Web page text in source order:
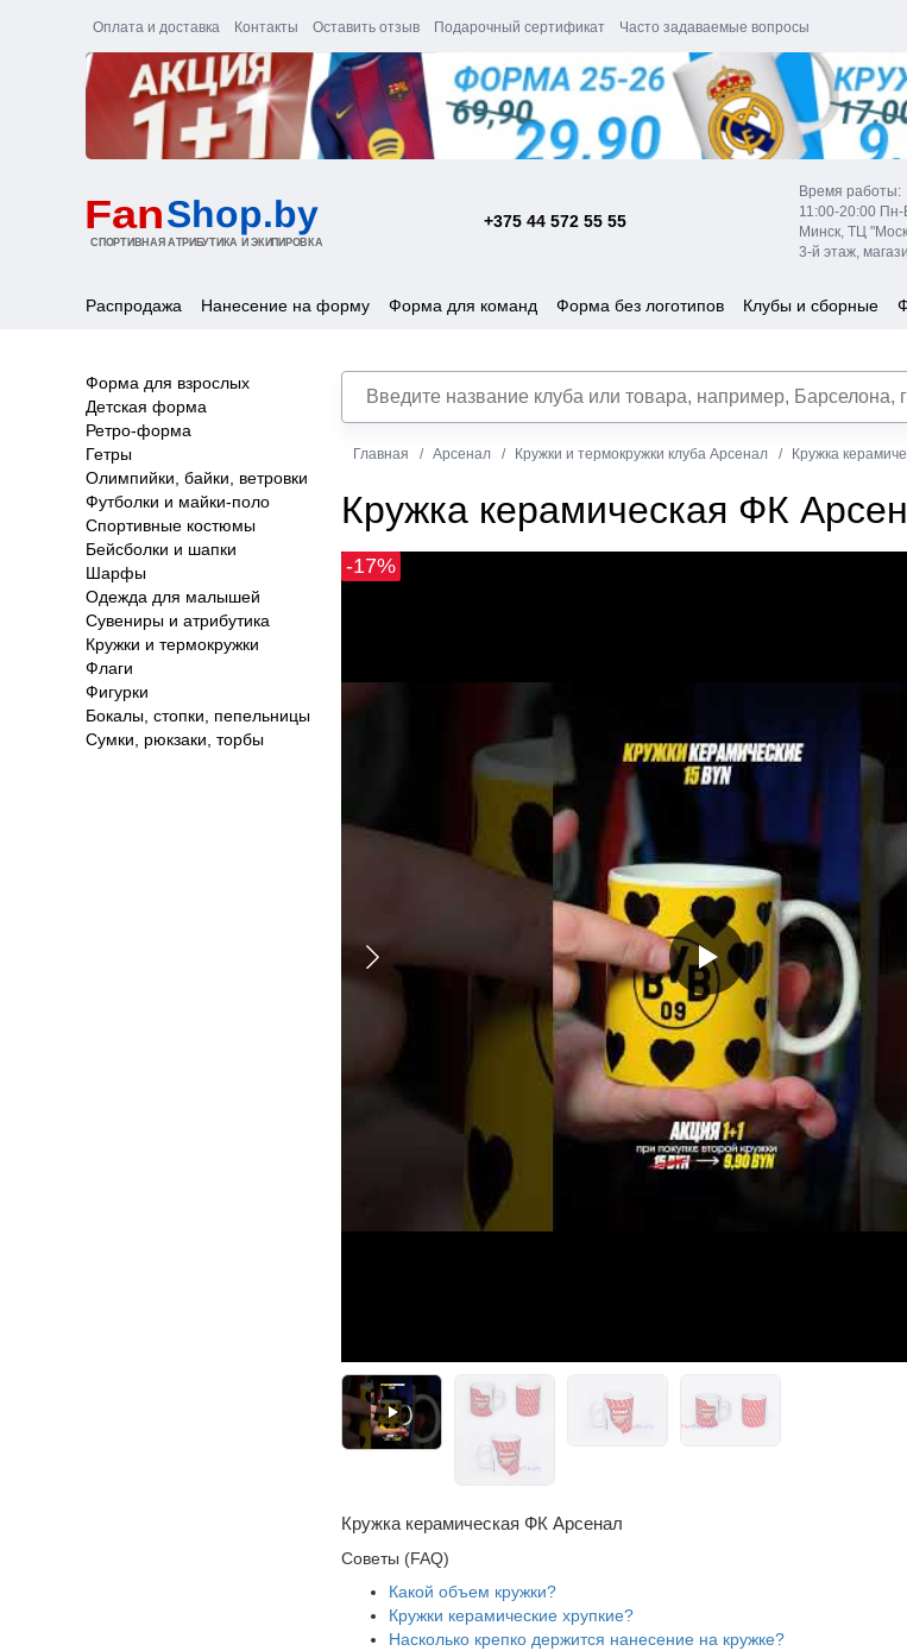
Оплата и доставка Контакты Оставить отзыв Подарочный сертификат Часто задаваемые вопросы
+375 44 572 55 55
Время работы:
11:00-20:00 Пн-
Минск, ТЦ
3-й этаж,
Распродажа Нанесение на форму Форма для команд Форма без логотипов Клубы и сборные
Форма для взрослых
Детская форма
Ретро-форма
Гетры
Олимпийки, байки, ветровки
Футболки и майки-поло
Спортивные костюмы
Бейсболки и шапки
Шарфы
Одежда для малышей
Сувениры и атрибутика
Кружки и термокружки
Флаги
Фигурки
Бокалы, стопки, пепельницы
Сумки, рюкзаки, торбы
Главная Арсенал Кружки и термокружки клуба Арсенал Кружка
Кружка керамическая ФК
-17%
Кружка керамическая ФК Арсенал
Советы (FAQ)
Какой объем кружки?
Кружки керамические хрупкие?
Насколько крепко держится нанесение на кружке?